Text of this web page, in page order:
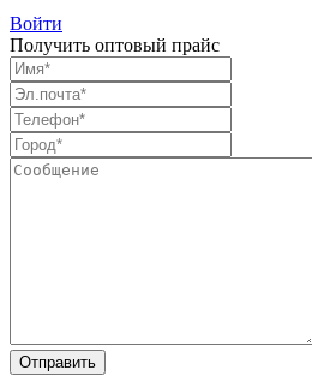
Войти
Получить оптовый прайс